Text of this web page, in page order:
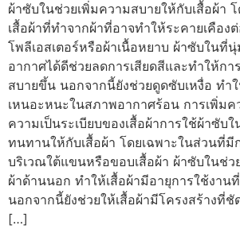
ผ้าซับในช่วยเพิ่มความสบายให้กับเสื้อผ้า
เสื้อผ้าที่ทำจากผ้าที่อาจทำให้ระคายเคือง
โพลีเอสเตอร์หรือผ้าเนื้อหยาบ ผ้าซับในที่
อากาศได้ดีช่วยลดการเสียดสีและทำให้กา
สบายขึ้น นอกจากนี้ยังช่วยดูดซับเหงื่อ ทำ
เหนอะหนะในสภาพอากาศร้อน การเพิ่ม
ความเป็นระเบียบของเสื้อผ้าการใช้ผ้าซับ
ทนทานให้กับเสื้อผ้า โดยเฉพาะในส่วนที่มี
บริเวณใต้แขนหรือขอบเสื้อผ้า ผ้าซับในช่
ผ้าด้านนอก ทำให้เสื้อผ้ามีอายุการใช้งาน
นอกจากนี้ยังช่วยให้เสื้อผ้ามีโครงสร้างที่ชั
[…]